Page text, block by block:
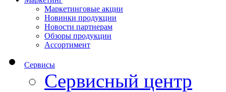
Маркетинговые акции
Новинки продукции
Новости партнерам
Обзоры продукции
Ассортимент
Сервисы
Сервисный центр